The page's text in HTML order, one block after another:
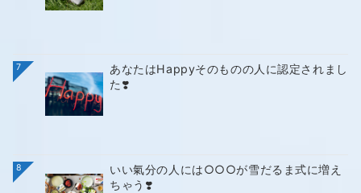
7
あなたはHappyそのものの人に認定されまし
た❣️
8
いい氣分の人には○○○が雪だるま式に増え
ちゃう❣️